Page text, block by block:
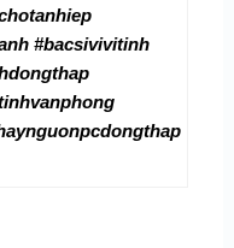
#bacsivivitinh